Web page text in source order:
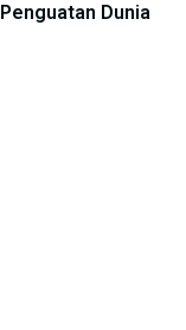
Dunia